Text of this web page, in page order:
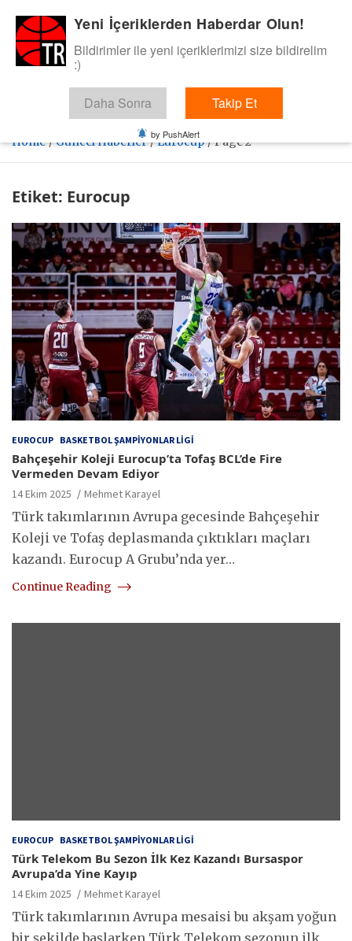
content
BasketTR
Sol dip çizgiden bir basket de bizden gelsin dedik.
Home Güncel Haberler Eurocup Page 2
Etiket: Eurocup
EUROCUP BASKETBOL ŞAMPIYONLAR LIGI
Bahçeşehir Koleji Eurocup’ta Tofaş BCL’de Fire
Vermeden Devam Ediyor
14 Ekim 2025 Mehmet Karayel
Türk takımlarının Avrupa gecesinde Bahçeşehir
Koleji ve Tofaş deplasmanda çıktıkları maçları
kazandı. Eurocup A Grubu’nda yer…
Continue Reading
EUROCUP BASKETBOL ŞAMPIYONLAR LIGI
Türk Telekom Bu Sezon İlk Kez Kazandı Bursaspor
Avrupa’da Yine Kayıp
14 Ekim 2025 Mehmet Karayel
Türk takımlarının Avrupa mesaisi bu akşam yoğun
bir şekilde başlarken Türk Telekom sezonun ilk
Yeni İçeriklerden Haberdar Olun!
Bildirimler ile yeni içeriklerimizi size bildirelim
:)
Daha Sonra Takip Et
by PushAlert